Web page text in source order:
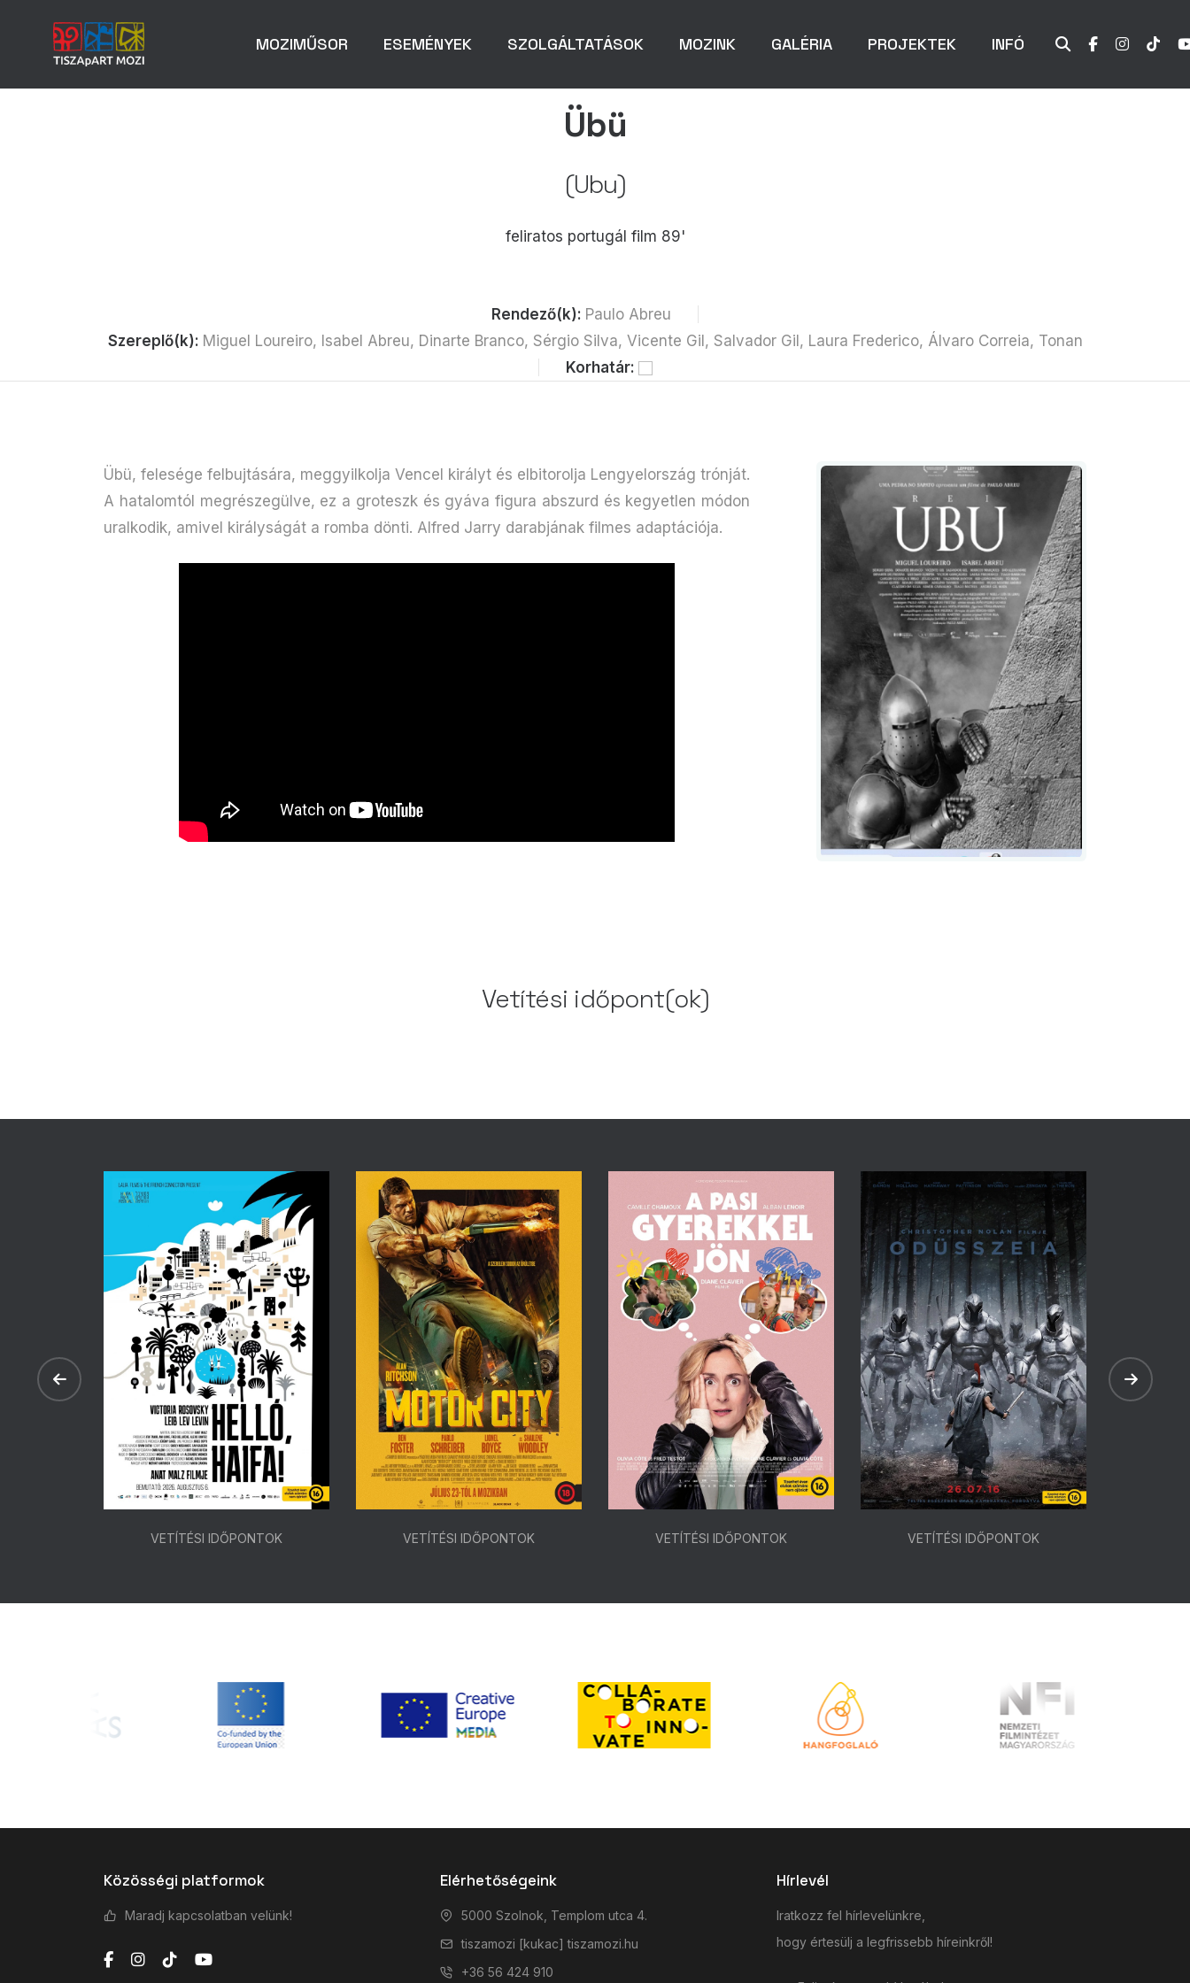
MOZIMŰSOR ESEMÉNYEK SZOLGÁLTATÁSOK MOZINK GALÉRIA PROJEKTEK INFÓ
Übü
(Ubu)
feliratos portugál film 89'
Rendező(k): Paulo Abreu
Szereplő(k): Miguel Loureiro, Isabel Abreu, Dinarte Branco, Sérgio Silva, Vicente Gil, Salvador Gil, Laura Frederico, Álvaro Correia, Tonan
Korhatár:
Übü, felesége felbujtására, meggyilkolja Vencel királyt és elbitorolja Lengyelország trónját.
A hatalomtól megrészegülve, ez a groteszk és gyáva figura abszurd és kegyetlen módon
uralkodik, amivel királyságát a romba dönti. Alfred Jarry darabjának filmes adaptációja.
Vetítési időpont(ok)
VETÍTÉSI IDŐPONTOK VETÍTÉSI IDŐPONTOK VETÍTÉSI IDŐPONTOK VETÍTÉSI IDŐPONTOK
Közösségi platformok
Maradj kapcsolatban velünk!
Elérhetőségeink
5000 Szolnok, Templom utca 4.
tiszamozi [kukac] tiszamozi.hu
+36 56 424 910
Hírlevél
Iratkozz fel hírlevelünkre,
hogy értesülj a legfrissebb híreinkről!